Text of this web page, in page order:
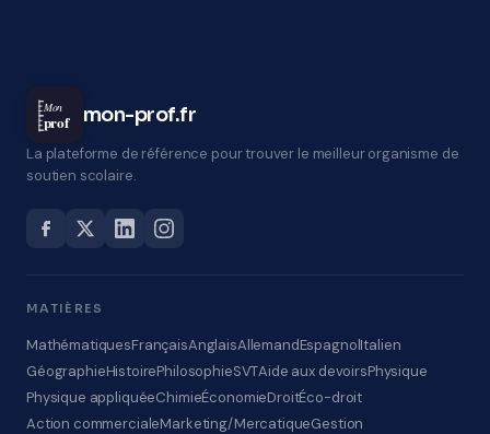
Mon
prof mon-prof.fr
La plateforme de référence pour trouver le meilleur organisme de
soutien scolaire.
MATIÈRES
MathématiquesFrançaisAnglaisAllemandEspagnolItalien
GéographieHistoirePhilosophieSVTAide aux devoirsPhysique
Physique appliquéeChimieÉconomieDroitÉco-droit
Action commercialeMarketing/MercatiqueGestion